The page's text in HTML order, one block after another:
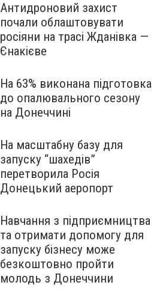
Антидроновий захист
почали облаштовувати
росіяни на трасі Жданівка —
Єнакієве
На 63% виконана підготовка
до опалювального сезону
на Донеччині
На масштабну базу для
запуску “шахедів”
перетворила Росія
Донецький аеропорт
Навчання з підприємництва
та отримати допомогу для
запуску бізнесу може
безкоштовно пройти
молодь з Донеччини